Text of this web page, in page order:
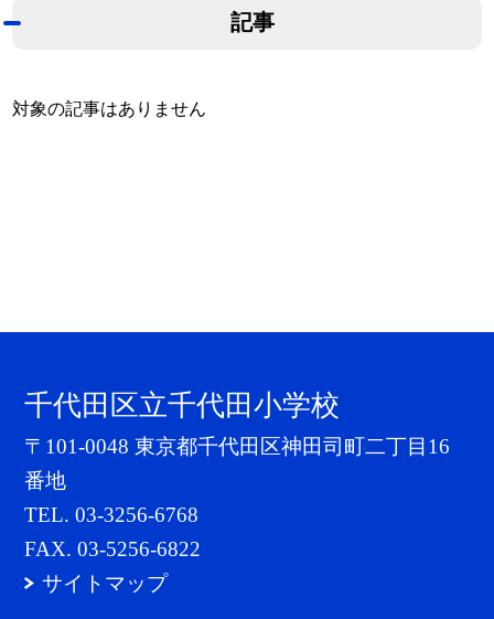
記事
対象の記事はありません
千代田区立千代田小学校
〒101-0048 東京都千代田区神田司町二丁目16
番地
TEL.03-3256-6768
FAX. 03-5256-6822
サイトマップ